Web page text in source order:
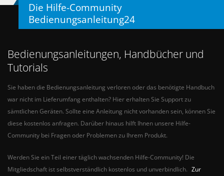
Die Hilfe-Community
Bedienungsanleitung24
Bedienungsanleitungen, Handbücher und
Tutorials
Sie haben die Bedienungsanleitung verloren oder das benötigte Handbuch
war nicht im Lieferumfang enthalten? Hier erhalten Sie Support zu
sämtlichen Geräten. Sollte eine Anleitung nicht vorhanden sein, können Sie
diese kostenlos anfragen. Darüber hinaus hilft Ihnen unsere Hilfe-
Community bei Fragen oder Problemen zu Ihrem Produkt.
Werden Sie ein Teil einer täglich wachsenden Hilfe-Community! Die
Mitgliedschaft ist selbstverständlich kostenlos und unverbindlich. Zur